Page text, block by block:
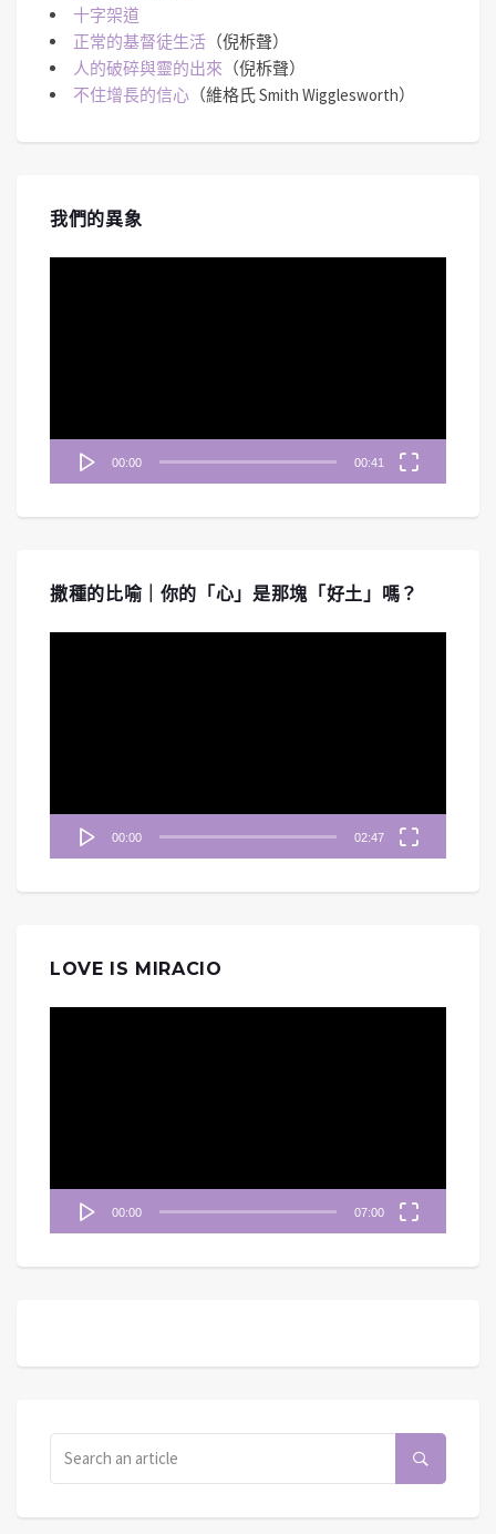
十字架道
正常的基督徒生活 （倪柝聲）
人的破碎與靈的出來 （倪柝聲）
不住增長的信心 （維格氏 Smith Wigglesworth）
我們的異象
00:00 00:41
撒種的比喻｜你的「心」是那塊「好土」嗎？
00:00 02:47
LOVE IS MIRACIO
00:00 07:00